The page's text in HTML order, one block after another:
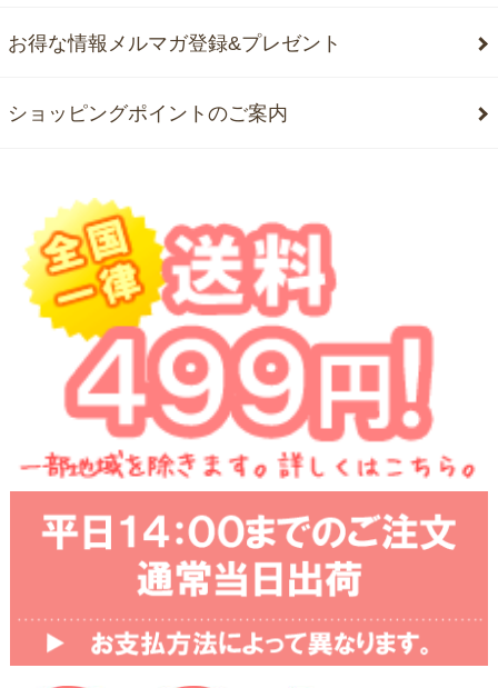
お得な情報メルマガ登録&プレゼント
ショッピングポイントのご案内